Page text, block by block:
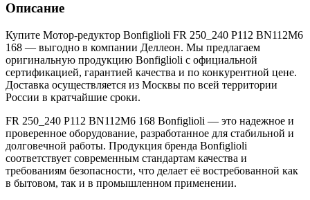
Описание
Купите Мотор-редуктор Bonfiglioli FR 250_240 P112 BN112M6
168 — выгодно в компании Деллеон. Мы предлагаем
оригинальную продукцию Bonfiglioli с официальной
сертификацией, гарантией качества и по конкурентной цене.
Доставка осуществляется из Москвы по всей территории
России в кратчайшие сроки.
FR 250_240 P112 BN112M6 168 Bonfiglioli — это надежное и
проверенное оборудование, разработанное для стабильной и
долговечной работы. Продукция бренда Bonfiglioli
соответствует современным стандартам качества и
требованиям безопасности, что делает её востребованной как
в бытовом, так и в промышленном применении.